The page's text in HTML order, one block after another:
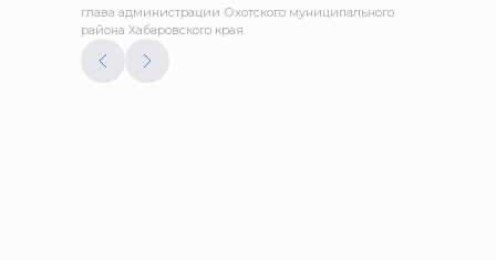
глава администрации Охотского муниципального
района Хабаровского края